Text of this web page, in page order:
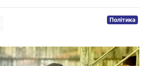
Політика